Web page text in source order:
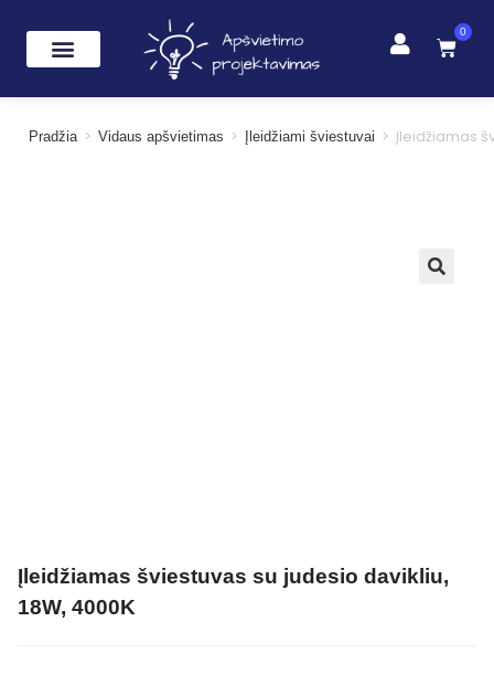
0
Pradžia > Vidaus apšvietimas > Įleidžiami šviestuvai > Įleidžiamas
Įleidžiamas šviestuvas su judesio davikliu,
18W, 4000K